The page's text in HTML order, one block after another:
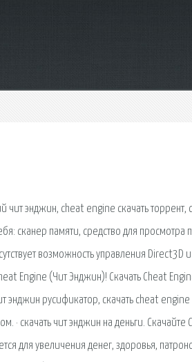
чит энджин, cheat engine скачать торрент,
сканер памяти, средство для просмотра
возможность управления Direct3D
Engine (Чит Энджин)! Скачать Cheat
русификатор, скачать cheat
· скачать чит энджин на деньги.
для увеличения денег, здоровья,